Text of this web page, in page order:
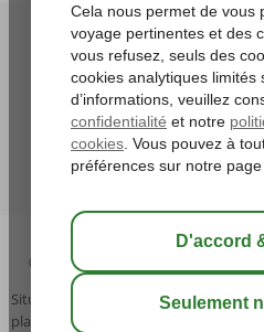
03:00
Situation : L'hôtel Helya Beach a une
plage de sable de la baie de Skanes.